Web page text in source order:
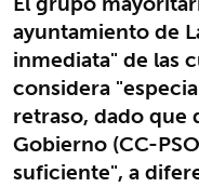
ayuntamiento de
inmediata" de las
considera
retraso, dado
Gobierno (CC-
suficiente", a